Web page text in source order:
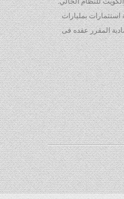
بمليارات
المقرر عقده فى